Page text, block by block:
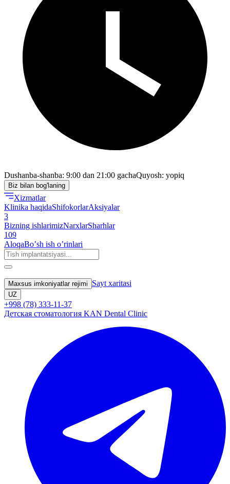
Dushanba-shanba: 9:00 dan 21:00 gachaQuyosh: yopiq
Biz bilan bog'laning
Xizmatlar
Klinika haqidaShifokorlarAksiyalar
3
Bizning ishlarimizNarxlarSharhlar
109
AloqaBoʼsh ish oʼrinlari
Maxsus imkoniyatlar rejimi Sayt xaritasi
UZ
+998 (78) 333-11-37
Детская стоматология KAN Dental Clinic